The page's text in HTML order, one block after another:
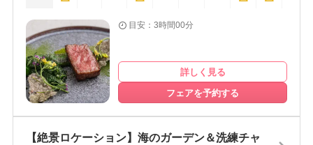
目安：3時間00分
詳しく見る
フェアを予約する
【絶景ロケーション】海のガーデン＆洗練チャ